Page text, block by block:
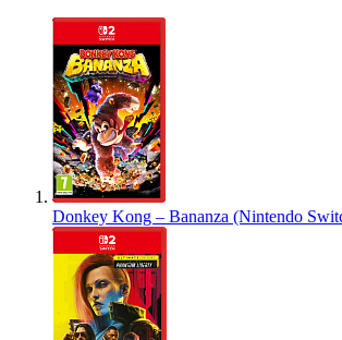
Donkey Kong – Bananza (Nintendo